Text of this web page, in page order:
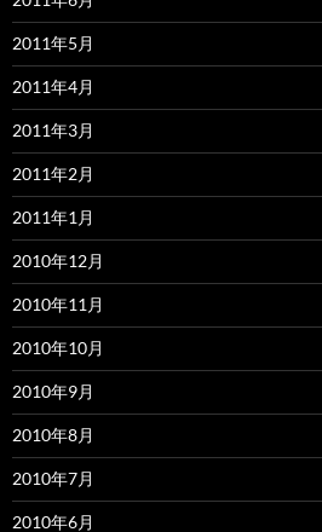
2011年5月
2011年4月
2011年3月
2011年2月
2011年1月
2010年12月
2010年11月
2010年10月
2010年9月
2010年8月
2010年7月
2010年6月